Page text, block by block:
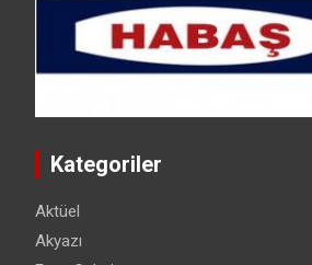
Kategoriler
Aktüel
Akyazı